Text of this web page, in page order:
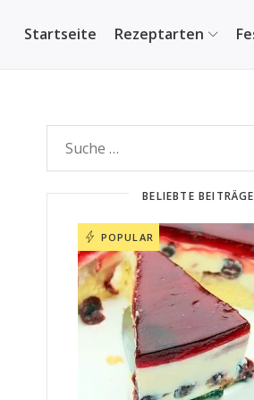
Startseite Rezeptarten
BELIEBTE BEITRÄGE
POPULAR